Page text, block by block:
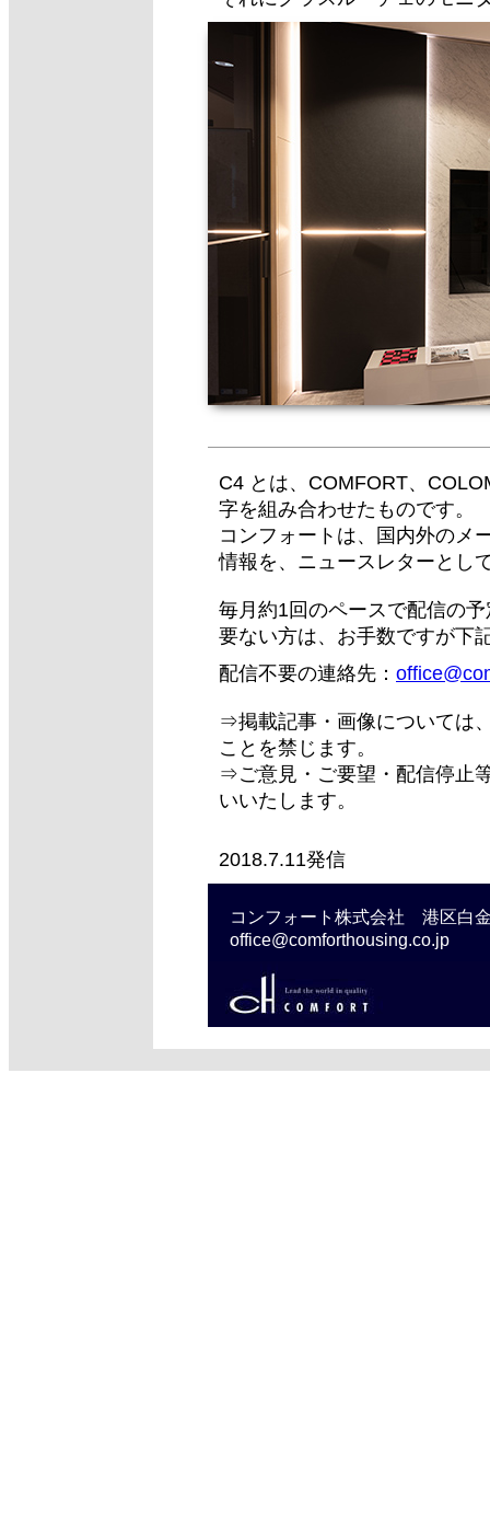
C4 とは、COMFORT、
字を組み合わせたものです。
コンフォートは、国内外のメ
情報を、ニュースレターとし
毎月約1回のペースで配信の
要ない方は、お手数ですが下
配信不要の連絡先：
⇒掲載記事・画像については
ことを禁じます。
⇒ご意見・ご要望・配信停止
いいたします。
2018.7.11発信
コンフォート株式会社 港区
office@comforthousing.co.jp